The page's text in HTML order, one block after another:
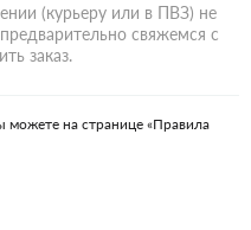
(курьеру или в ПВЗ) не
свяжемся с
заказ.
можете на странице «Правила